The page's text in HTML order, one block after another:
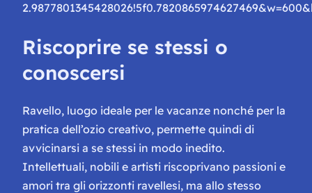
Riscoprire se stessi o
conoscersi
Ravello, luogo ideale per le vacanze nonché per la
pratica dell’ozio creativo, permette quindi di
avvicinarsi a se stessi in modo inedito.
Intellettuali, nobili e artisti riscoprivano passioni e
amori tra gli orizzonti ravellesi, ma allo stesso